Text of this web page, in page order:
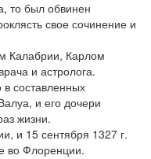
то был обвинен
свое сочинение и
Калабрии, Карлом
и астролога.
составленных
и его дочери
жизни.
и 15 сентября 1327 г.
во Флоренции.